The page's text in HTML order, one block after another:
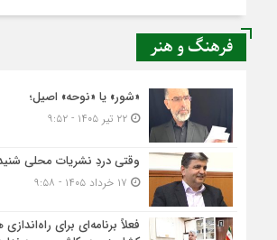
فرهنگ و هنر
«شور» یا «نوحه» اصیل؛
۲۲ تیر ۱۴۰۵ - ۹:۵۲
وقتی دردِ نشریات محلی
فعلاً برنامه‌ای برای